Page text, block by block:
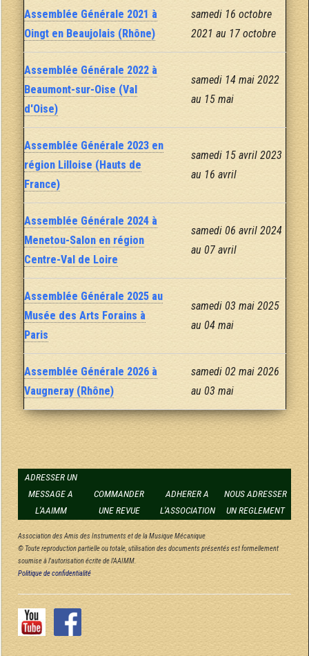
Assemblée Générale 2021 à
Oingt en Beaujolais (Rhône)
samedi 16 octobre
2021 au 17 octobre
Assemblée Générale 2022 à
Beaumont-sur-Oise (Val
d'Oise)
samedi 14 mai 2022
au 15 mai
Assemblée Générale 2023 en
région Lilloise (Hauts de
France)
samedi 15 avril 2023
au 16 avril
Assemblée Générale 2024 à
Menetou-Salon en région
Centre-Val de Loire
samedi 06 avril 2024
au 07 avril
Assemblée Générale 2025 au
Musée des Arts Forains à
Paris
samedi 03 mai 2025
au 04 mai
Assemblée Générale 2026 à
Vaugneray (Rhône)
samedi 02 mai 2026
au 03 mai
ADRESSER UN
MESSAGE A
L'AAIMM
COMMANDER
UNE REVUE
ADHERER A
L'ASSOCIATION
NOUS ADRESSER
UN REGLEMENT
Association des Amis des Instruments et de la Musique Mécanique
© Toute reproduction partielle ou totale, utilisation des documents présentés est formellement
soumise à l'autorisation écrite de l'AAIMM.
Politique de confidentialité